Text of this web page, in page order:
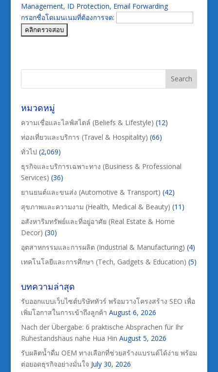
Management, ID Protection, Email Forwarding
กรอกชื่อโดเมนเนมที่ต้องการจด:
หมวดหมู่
ความเชื่อและไลฟ์สไตล์ (Beliefs & Lifestyle) (12)
ท่องเที่ยวและบริการ (Travel & Hospitality) (66)
ทั่วไป (2,069)
ธุรกิจและบริการเฉพาะทาง (Business & Professional
Services) (36)
ยานยนต์และขนส่ง (Automotive & Transport) (42)
สุขภาพและความงาม (Health, Medical & Beauty) (11)
อสังหาริมทรัพย์และที่อยู่อาศัย (Real Estate & Home
Decor) (30)
อุตสาหกรรมและการผลิต (Industrial & Manufacturing) (4)
เทคโนโลยีและการศึกษา (Tech, Gadgets & Education) (5)
บทความล่าสุด
รับออกแบบเว็บไซต์บริษัททัวร์ พร้อมวางโครงสร้าง SEO เพื่อ
เพิ่มโอกาสในการเข้าถึงลูกค้า August 6, 2026
Nach der Übergabe: 6 praktische Absprachen für Ihr
Ruhestandshaus nahe Hua Hin August 5, 2026
รับผลิตน้ำดื่ม OEM ทางเลือกที่ช่วยสร้างแบรนด์ได้ง่าย พร้อม
ต่อยอดธุรกิจอย่างมั่นใจ July 30, 2026